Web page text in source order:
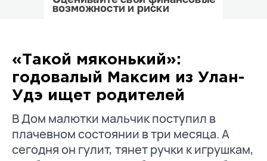
«Такой мяконький»:
годовалый Максим из Улан-
Удэ ищет родителей
В Дом малютки мальчик поступил в
плачевном состоянии в три месяца. А
сегодня он гулит, тянет ручки к игрушкам,